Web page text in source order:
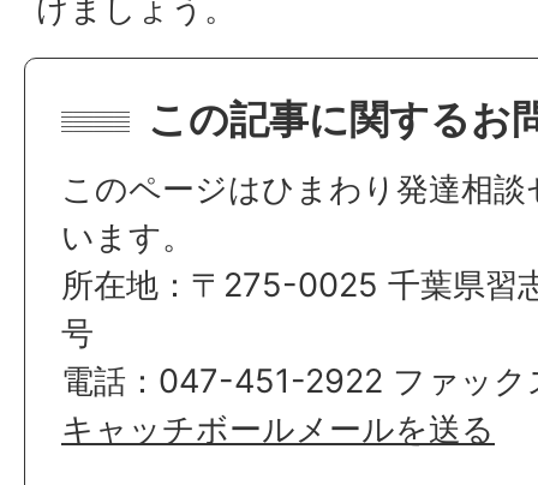
けましょう。
この記事に関するお
このページはひまわり発達相
います。
所在地：〒275-0025 千葉県習
号
電話：047-451-2922 ファッ
キャッチボールメールを送る